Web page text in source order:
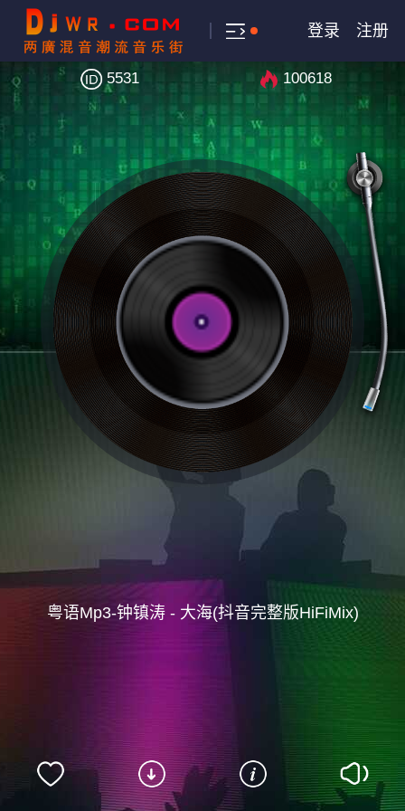
登录 注册
粤语Mp3-钟镇涛 - 大海(抖音完整版HiFiMix)
5531 100618